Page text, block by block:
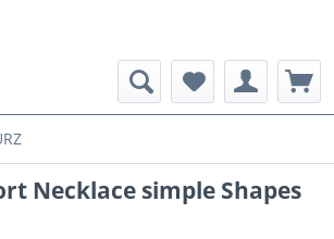
Necklace simple Shapes